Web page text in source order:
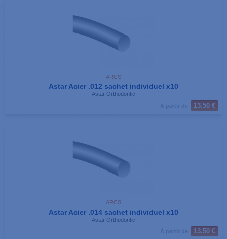
ARCS
Astar Acier .012 sachet individuel x10
Astar Orthodontic
13.50 €
ARCS
Astar Acier .014 sachet individuel x10
Astar Orthodontic
13.50 €